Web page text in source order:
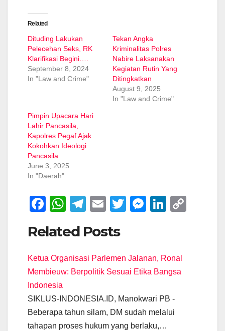
Related
Dituding Lakukan
Pelecehan Seks, RK
Klarifikasi Begini….
September 8, 2024
In "Law and Crime"
Tekan Angka
Kriminalitas Polres
Nabire Laksanakan
Kegiatan Rutin Yang
Ditingkatkan
August 9, 2025
In "Law and Crime"
Pimpin Upacara Hari
Lahir Pancasila,
Kapolres Pegaf Ajak
Kokohkan Ideologi
Pancasila
June 3, 2025
In "Daerah"
F
c
e
b
o
o
k
W
at
s
A
p
T
e
gr
a
E
ail
T
er
M
e
n
er
Li
e
dI
Related Posts
Ketua Organisasi Parlemen Jalanan, Ronal
Membieuw: Berpolitik Sesuai Etika Bangsa
Indonesia
SIKLUS-INDONESIA.ID, Manokwari PB -
Beberapa tahun silam, DM sudah melalui
tahapan proses hukum yang berlaku,…